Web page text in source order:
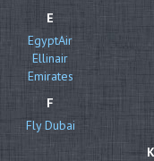
E
EgyptAir
Ellinair
Emirates
F
Fly Dubai
К